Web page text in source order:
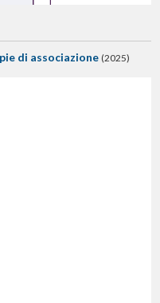
di associazione (2025)